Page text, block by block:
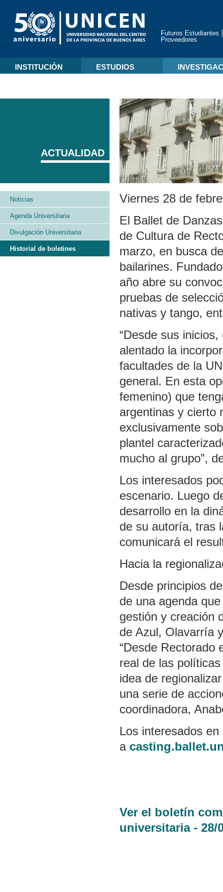
Futuros Estudiantes
Proveedores
INSTITUCIÓN ESTUDIOS
Viernes 28 de
El Ballet de
de Cultura de
marzo, en busca
bailarines.
año abre su
pruebas de
nativas y tango,
“Desde sus
alentado la
facultades de la
general. En esta
femenino) que
argentinas y cierto
exclusivamente
plantel
mucho al grupo”,
Los interesados
escenario. Luego
desarrollo en la
de su autoría, tras
comunicará el
Hacia la
Desde principios
de una agenda
gestión y creación
de Azul, Olavarría
“Desde Rectorado
real de las
idea de
una serie de
coordinadora,
Los interesados
a
Ver el boletín
universitaria - 28/
ACTUALIDAD
Noticias
Agenda Universitaria
Divulgación Universitaria
Historial de boletines